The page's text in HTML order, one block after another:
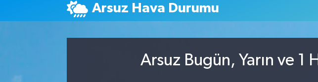
Arsuz Hava Durumu
Arsuz Bugün, Yarın ve 1